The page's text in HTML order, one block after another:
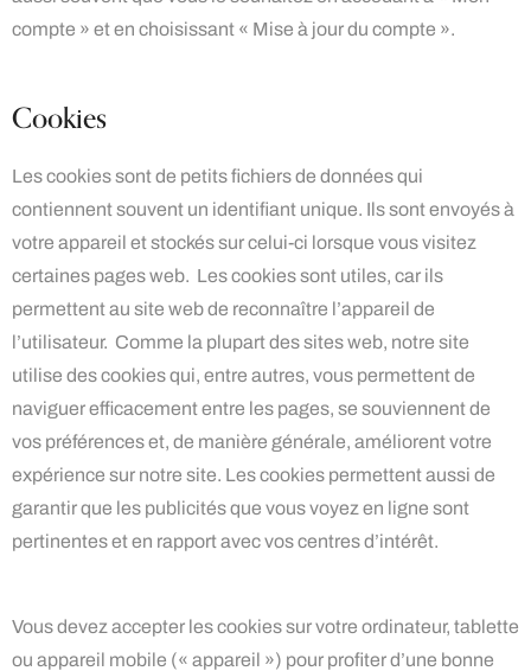
compte » et en choisissant « Mise à jour du compte ».
Cookies
Les cookies sont de petits fichiers de données qui
contiennent souvent un identifiant unique. Ils sont envoyés à
votre appareil et stockés sur celui-ci lorsque vous visitez
certaines pages web. Les cookies sont utiles, car ils
permettent au site web de reconnaître l’appareil de
l’utilisateur. Comme la plupart des sites web, notre site
utilise des cookies qui, entre autres, vous permettent de
naviguer efficacement entre les pages, se souviennent de
vos préférences et, de manière générale, améliorent votre
expérience sur notre site. Les cookies permettent aussi de
garantir que les publicités que vous voyez en ligne sont
pertinentes et en rapport avec vos centres d’intérêt.
Vous devez accepter les cookies sur votre ordinateur, tablette
ou appareil mobile (« appareil ») pour profiter d’une bonne